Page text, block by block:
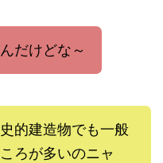
だけどな～
的建造物でも一般
ろが多いのニャ